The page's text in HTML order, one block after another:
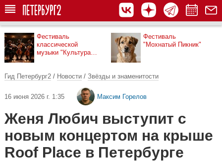
Фестиваль
классической
музыки "Культура
Фестиваль
"Мохнатый Пикник"
Гид Петербург2 / Новости / Звёзды и знаменитости
16 июня 2026 г. 1:35 Максим Горелов
Женя Любич выступит с
новым концертом на крыше
Roof Place в Петербурге